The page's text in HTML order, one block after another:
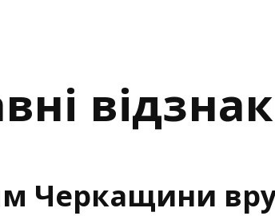
Черкащини